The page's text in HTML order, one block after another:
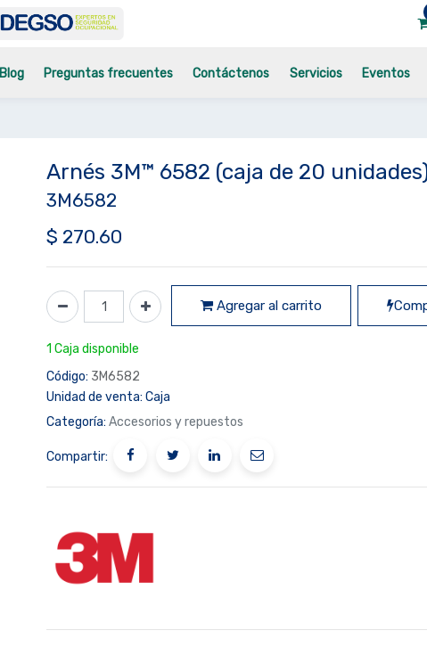
Blog Preguntas frecuentes Contáctenos Servicios Eventos
Arnés 3M™ 6582 (caja de 20
3M6582
$ 270.60
Agregar al carrito
1 Caja disponible
Código: 3M6582
Unidad de venta: Caja
Categoría: Accesorios y repuestos
Compartir: